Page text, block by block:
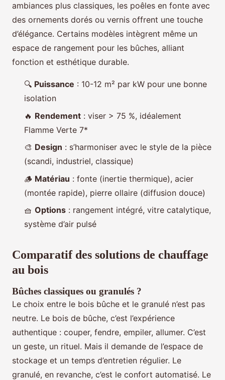
ambiances plus classiques, les poêles en fonte avec
des ornements dorés ou vernis offrent une touche
d’élégance. Certains modèles intègrent même un
espace de rangement pour les bûches, alliant
fonction et esthétique durable.
🔍 Puissance : 10-12 m² par kW pour une bonne
isolation
🔥 Rendement : viser > 75 %, idéalement
Flamme Verte 7*
🎨 Design : s’harmoniser avec le style de la pièce
(scandi, industriel, classique)
🪵 Matériau : fonte (inertie thermique), acier
(montée rapide), pierre ollaire (diffusion douce)
🧺 Options : rangement intégré, vitre catalytique,
système d’air pulsé
Comparatif des solutions de chauffage
au bois
Bûches classiques ou granulés ?
Le choix entre le bois bûche et le granulé n’est pas
neutre. Le bois de bûche, c’est l’expérience
authentique : couper, fendre, empiler, allumer. C’est
un geste, un rituel. Mais il demande de l’espace de
stockage et un temps d’entretien régulier. Le
granulé, en revanche, c’est le confort automatisé. Le